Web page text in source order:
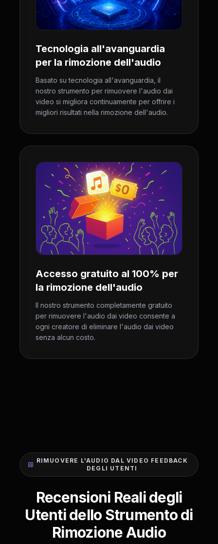
Tecnologia all'avanguardia
per la rimozione dell'audio
Basato su tecnologia all'avanguardia, il
nostro strumento per rimuovere l'audio dai
video si migliora continuamente per offrire i
migliori risultati nella rimozione dell'audio.
Accesso gratuito al 100% per
la rimozione dell'audio
Il nostro strumento completamente gratuito
per rimuovere l'audio dai video consente a
ogni creatore di eliminare l'audio dai video
senza alcun costo.
RIMUOVERE L'AUDIO DAL VIDEO FEEDBACK
DEGLI UTENTI
Recensioni Reali degli
Utenti dello Strumento di
Rimozione Audio